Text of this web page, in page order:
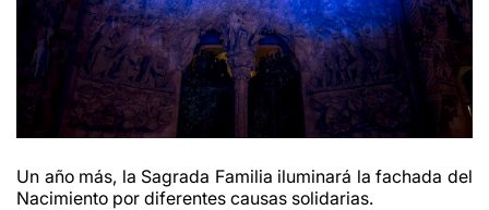
Un año más, la Sagrada Familia iluminará la fachada del
Nacimiento por diferentes causas solidarias.